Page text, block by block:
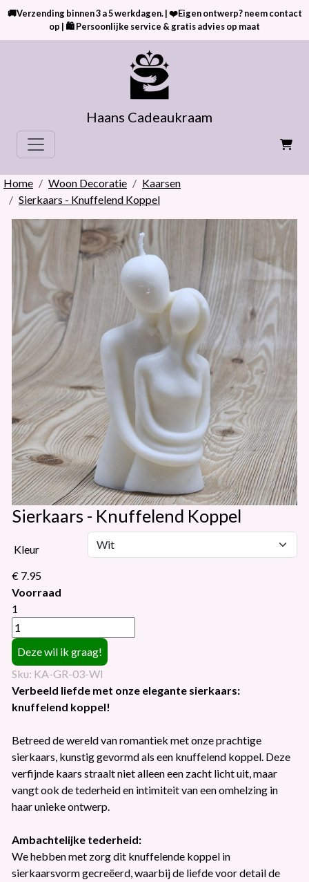
🚚Verzending binnen 3 a 5 werkdagen. | ❤️Eigen ontwerp? neem contact
op | 🛍 Persoonlijke service & gratis advies op maat
Haans Cadeaukraam
Home Woon Decoratie
Kaarsen
Sierkaars - Knuffelend Koppel
Sierkaars - Knuffelend Koppel
Kleur
€ 7.95
Voorraad
1
Sku: KA-GR-03-WI
Verbeeld liefde met onze elegante sierkaars:
knuffelend koppel!
Betreed de wereld van romantiek met onze prachtige
sierkaars, kunstig gevormd als een knuffelend koppel. Deze
verfijnde kaars straalt niet alleen een zacht licht uit, maar
vangt ook de tederheid en intimiteit van een omhelzing in
haar unieke ontwerp.
Ambachtelijke tederheid:
We hebben met zorg dit knuffelende koppel in
sierkaarsvorm gecreëerd, waarbij de liefde voor detail de